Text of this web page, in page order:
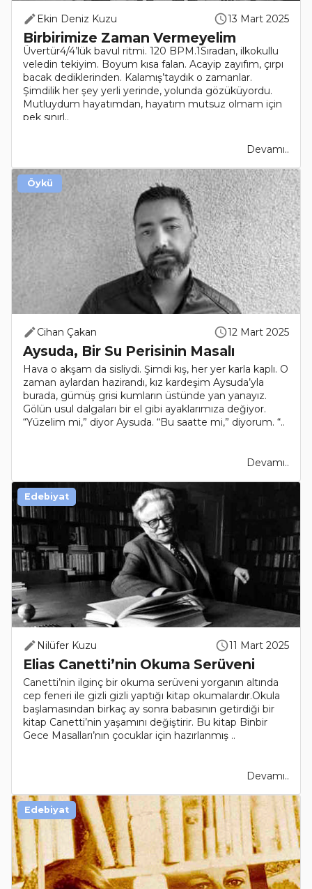
Ekin Deniz Kuzu 13 Mart 2025
Birbirimize Zaman Vermeyelim
Üvertür4/4’lük bavul ritmi. 120 BPM.1Sıradan, ilkokullu
veledin tekiyim. Boyum kısa falan. Acayip zayıfım, çırpı
bacak dediklerinden. Kalamış’taydık o zamanlar.
Şimdilik her şey yerli yerinde, yolunda gözüküyordu.
Mutluydum hayatımdan, hayatım mutsuz olmam için
pek sınırl..
Devamı..
Cihan Çakan 12 Mart 2025
Aysuda, Bir Su Perisinin Masalı
Hava o akşam da sisliydi. Şimdi kış, her yer karla kaplı. O
zaman aylardan hazirandı, kız kardeşim Aysuda’yla
burada, gümüş grisi kumların üstünde yan yanayız.
Gölün usul dalgaları bir el gibi ayaklarımıza değiyor.
“Yüzelim mi,” diyor Aysuda. “Bu saatte mi,” diyorum. “..
Devamı..
Öykü
Nilüfer Kuzu 11 Mart 2025
Elias Canetti’nin Okuma Serüveni
Canetti’nin ilginç bir okuma serüveni yorganın altında
cep feneri ile gizli gizli yaptığı kitap okumalardır.Okula
başlamasından birkaç ay sonra babasının getirdiği bir
kitap Canetti’nin yaşamını değiştirir. Bu kitap Binbir
Gece Masalları’nın çocuklar için hazırlanmış ..
Devamı..
Edebiyat
Edebiyat